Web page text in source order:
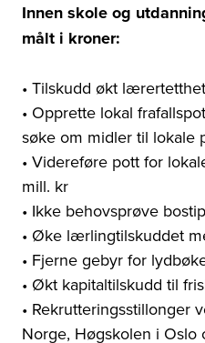
Innen skole og
målt i kroner:
• Tilskudd økt
• Opprette lokal
søke om midler til lokale
• Videreføre pott for
mill. kr
• Ikke behovsprøve
• Øke lærlingtilskuddet
• Fjerne gebyr for
• Økt kapitaltilskudd til
• Rekrutteringsstillonger
Norge, Høgskolen i Oslo